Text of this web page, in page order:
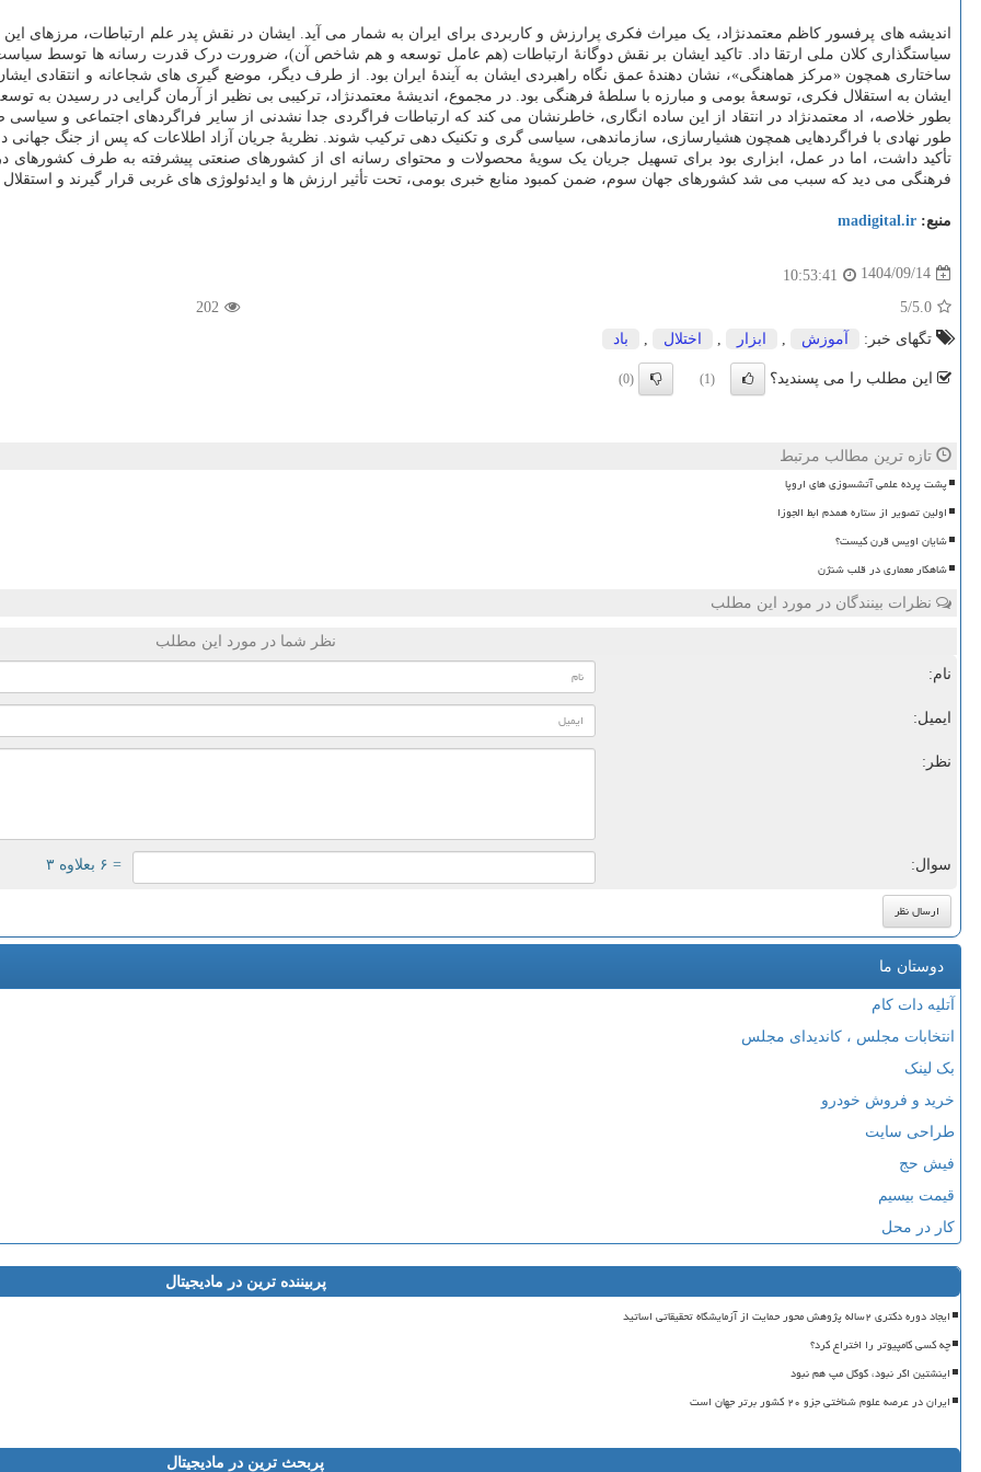
اندیشه های پرفسور کاظم معتمدنژاد، یک میراث فکری پرارزش و کاربردی برای ایران به شمار می آید. ایشان در نقش پدر علم ارتباطات، مرزهای
سیاستگذاری کلان ملی ارتقا داد. تاکید ایشان بر نقش دوگانهٔ ارتباطات (هم عامل توسعه و هم شاخص آن)، ضرورت درک قدرت رسانه ها توسط سیاست
ساختاری همچون «مرکز هماهنگی»، نشان دهندهٔ عمق نگاه راهبردی ایشان به آیندهٔ ایران بود. از طرف دیگر، موضع گیری های شجاعانه و انتقادی
ایشان به استقلال فکری، توسعهٔ بومی و مبارزه با سلطهٔ فرهنگی بود. در مجموع، اندیشهٔ معتمدنژاد، ترکیبی بی نظیر از آرمان گرایی در رسیدن به
بطور خلاصه، اد معتمدنژاد در انتقاد از این ساده انگاری، خاطرنشان می کند که ارتباطات فراگردی جدا نشدنی از سایر فراگردهای اجتماعی و
طور نهادی با فراگردهایی همچون هشیارسازی، سازماندهی، سیاسی گری و تکنیک دهی ترکیب شوند. نظریهٔ جریان آزاد اطلاعات که پس از جنگ جهانی
تأکید داشت، اما در عمل، ابزاری بود برای تسهیل جریان یک سویهٔ محصولات و محتوای رسانه ای از کشورهای صنعتی پیشرفته به طرف کشورهای
فرهنگی می دید که سبب می شد کشورهای جهان سوم، ضمن کمبود منابع خبری بومی، تحت تأثیر ارزش ها و ایدئولوژی های غربی قرار گیرند و
منبع: madigital.ir
1404/09/14
10:53:41
5.0
/5
202
تگهای خبر:
آموزش ابزار اختلال باد
این مطلب را می پسندید؟ (1)
(0)
تازه ترین مطالب مرتبط
پشت پرده علمی آتشسوزی های اروپا
اولین تصویر از ستاره همدم ابط الجوزا
شایان اویس قرن کیست؟
شاهکار معماری در قلب شنژن
نظرات بینندگان در مورد این مطلب
نظر شما در مورد این مطلب
نام:
ایمیل:
نظر:
سوال: = ۶ بعلاوه ۳
دوستان ما
آتلیه دات کام
انتخابات مجلس ، کاندیدای مجلس
بک لینک
خرید و فروش خودرو
طراحی سایت
فیش حج
قیمت بیسیم
کار در محل
پربیننده ترین در مادیجیتال
ایجاد دوره دکتری ۲ساله پژوهش محور حمایت از آزمایشگاه تحقیقاتی اساتید
چه کسی کامپیوتر را اختراع کرد؟
اینشتین اگر نبود، گوگل مپ هم نبود
ایران در عرصه علوم شناختی جزو ۲۰ کشور برتر جهان است
پربحث ترین در مادیجیتال